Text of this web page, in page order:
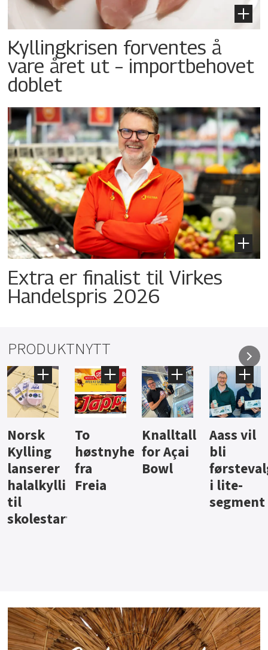
Kyllingkrisen forventes å
vare året ut – importbehovet
doblet
Extra er finalist til Virkes
Handelspris 2026
PRODUKTNYTT
Knalltall
for Açai
Bowl
Aass vil
bli
førstevalg
i lite-
Brus og
jus fra
Berentsen
Hard
iste fra
Hansa